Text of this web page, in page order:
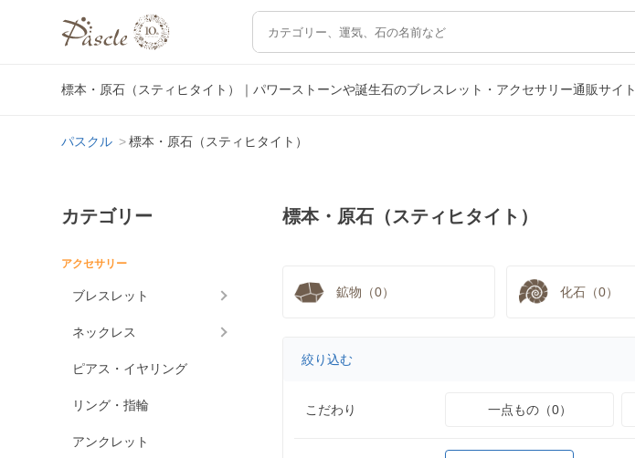
標本・原石（スティヒタイト）｜パワーストーンや誕生石のブレスレット・アクセサリー通販サイト
パスクル 標本・原石（スティヒタイト）
カテゴリー
アクセサリー
ブレスレット
ネックレス
ピアス・イヤリング
リング・指輪
アンクレット
標本・原石（スティヒタイト）
鉱物（0） 化石（0）
絞り込む
こだわり 一点もの（0）